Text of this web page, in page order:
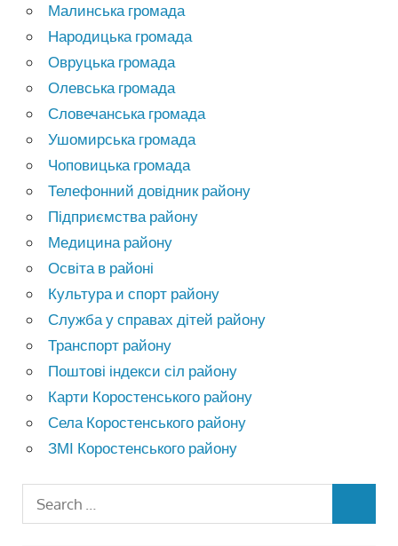
Малинська громада
Народицька громада
Овруцька громада
Олевська громада
Словечанська громада
Ушомирська громада
Чоповицька громада
Телефонний довідник району
Підприємства району
Медицина району
Освіта в районі
Культура и спорт району
Служба у справах дітей району
Транспорт району
Поштові індекси сіл району
Карти Коростенського району
Села Коростенського району
ЗМІ Коростенського району